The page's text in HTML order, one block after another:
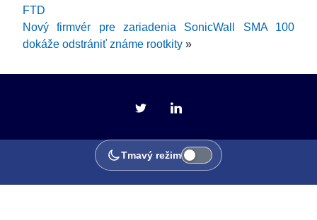
FTD
Nový firmvér pre zariadenia SonicWall SMA 100
dokáže odstrániť známe rootkity »
Tmavý režim